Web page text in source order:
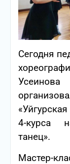
Сегодня
4-курса
танец».
Мастер-